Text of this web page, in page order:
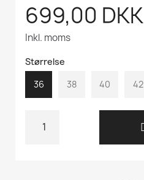
699,00 DKK
Inkl. moms
Størrelse
36
38 40 42